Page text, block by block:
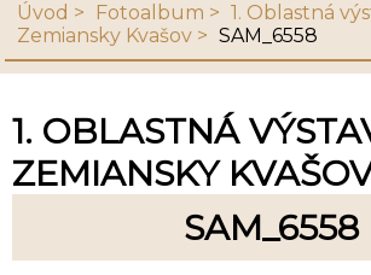
Úvod Fotoalbum
1. Oblastná
Zemiansky Kvašov
SAM_6558
1. OBLASTNÁ
ZEMIANSKY
SAM_6558